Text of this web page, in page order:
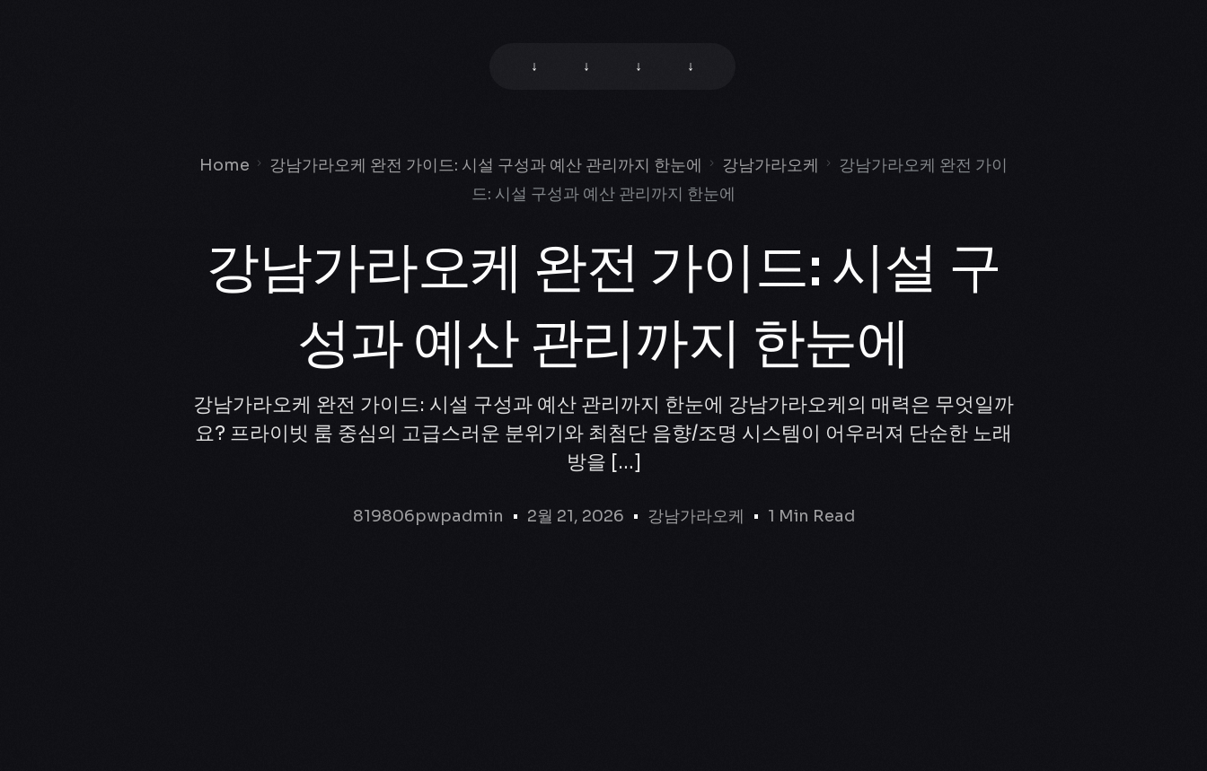
↓ ↓ ↓ ↓
Home 강남가라오케 완전 가이드: 시설 구성과 예산 관리까지 한눈에 강남가라오케
강남가라오케 완전 가이
드: 시설 구성과 예산 관리까지 한눈에
강남가라오케 완전 가이드: 시설 구
성과 예산 관리까지 한눈에
강남가라오케 완전 가이드: 시설 구성과 예산 관리까지 한눈에 강남가라오케의 매력은 무엇일까
요? 프라이빗 룸 중심의 고급스러운 분위기와 최첨단 음향/조명 시스템이 어우러져 단순한 노래
방을 […]
819806pwpadmin 2월 21, 2026 강남가라오케 1 Min Read